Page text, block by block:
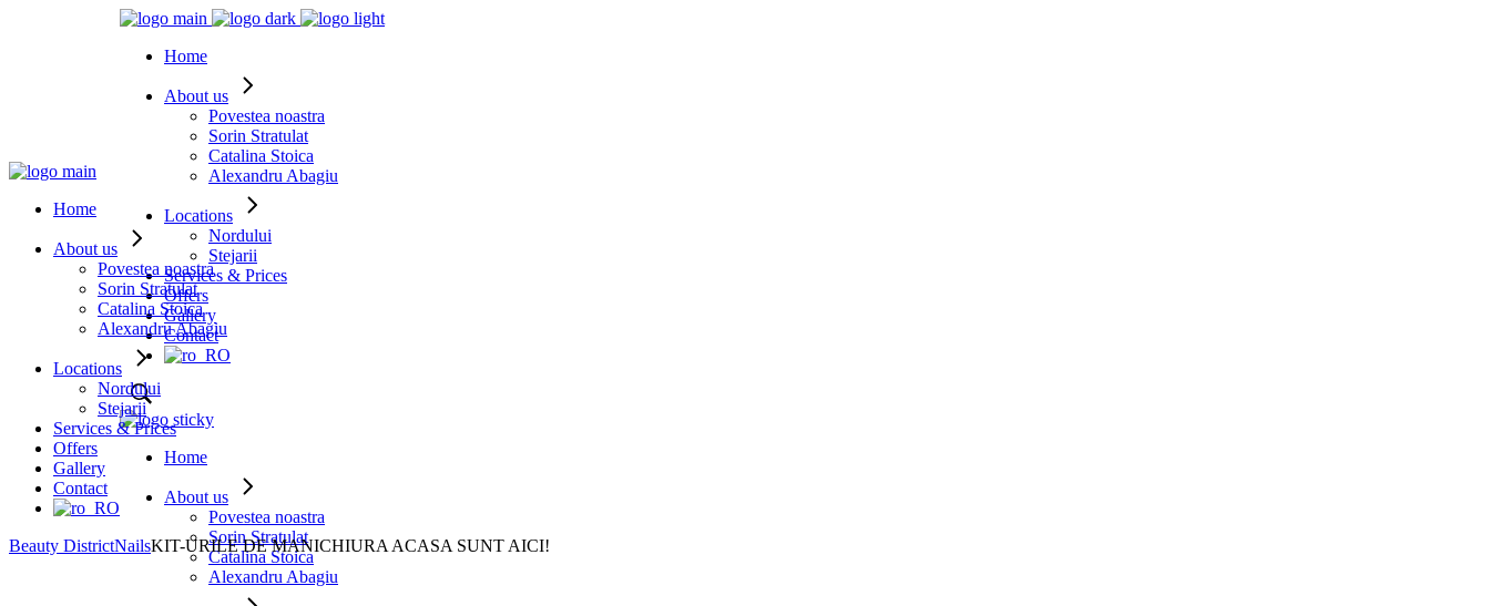
Home
About us
Povestea noastra
Sorin Stratulat
Catalina Stoica
Alexandru Abagiu
Locations
Nordului
Stejarii
Services & Prices
Offers
Gallery
Contact
Home
About us
Povestea noastra
Sorin Stratulat
Catalina Stoica
Alexandru Abagiu
Home
About us
Povestea noastra
Sorin Stratulat
Catalina Stoica
Alexandru Abagiu
Locations
Nordului
Stejarii
Services & Prices
Offers
Gallery
Contact
Beauty DistrictNailsKIT-URILE DE MANICHIURA ACASA SUNT AICI!